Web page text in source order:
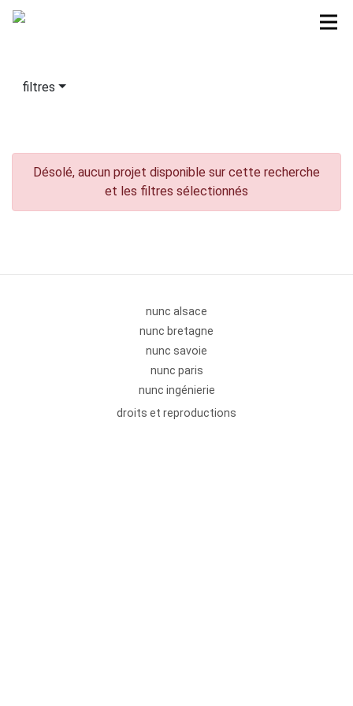
filtres
Désolé, aucun projet disponible sur cette recherche
et les filtres sélectionnés
nunc alsace
nunc bretagne
nunc savoie
nunc paris
nunc ingénierie
droits et reproductions